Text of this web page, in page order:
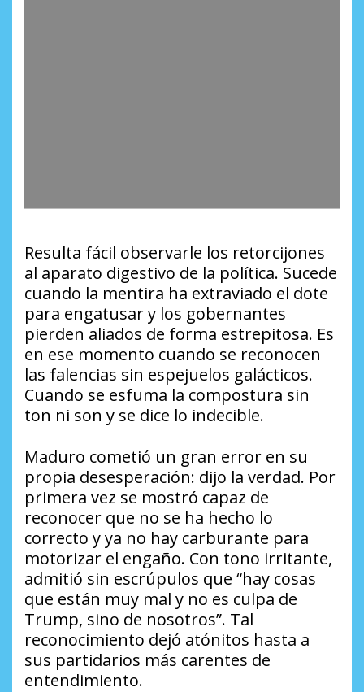
Resulta fácil observarle los retorcijones
al aparato digestivo de la política. Sucede
cuando la mentira ha extraviado el dote
para engatusar y los gobernantes
pierden aliados de forma estrepitosa. Es
en ese momento cuando se reconocen
las falencias sin espejuelos galácticos.
Cuando se esfuma la compostura sin
ton ni son y se dice lo indecible.
Maduro cometió un gran error en su
propia desesperación: dijo la verdad. Por
primera vez se mostró capaz de
reconocer que no se ha hecho lo
correcto y ya no hay carburante para
motorizar el engaño. Con tono irritante,
admitió sin escrúpulos que “hay cosas
que están muy mal y no es culpa de
Trump, sino de nosotros”. Tal
reconocimiento dejó atónitos hasta a
sus partidarios más carentes de
entendimiento.